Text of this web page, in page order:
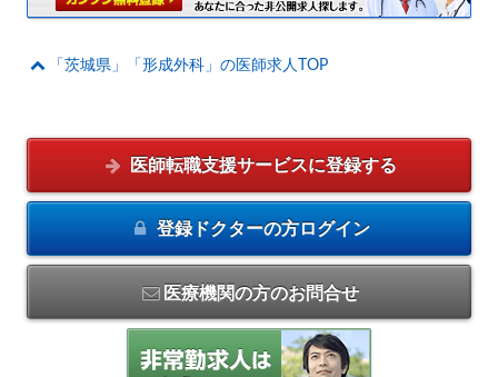
「茨城県」「形成外科」の医師求人TOP
医師転職支援サービスに登録する
登録ドクターの方ログイン
医療機関の方のお問合せ